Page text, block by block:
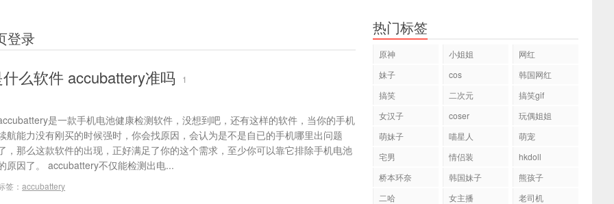
登录
么软件 accubattery准吗
1
是一款手机电池健康检测软件，没想到吧，还有这样的软件，当你的手机
航能力没有刚买的时候强时，你会找原因，会认为是不是自已的手机哪里出问题
，那么这款软件的出现，正好满足了你的这个需求，至少你可以靠它排除手机电池
原因了。 accubattery不仅能检测出电...
签：accubattery
热门标签
原神 小姐姐
网红
妹子
cos
韩国网红
搞笑
二次元
搞笑gif
女汉子
coser
玩偶姐姐
萌妹子
喵星人
萌宠
宅男
情侣装
hkdoll
桥本环奈
韩国妹子
熊孩子
二哈
女主播
老司机